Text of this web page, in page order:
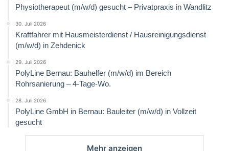
Physiotherapeut (m/w/d) gesucht – Privatpraxis in Wandlitz
30. Juli 2026
Kraftfahrer mit Hausmeisterdienst / Hausreinigungsdienst
(m/w/d) in Zehdenick
29. Juli 2026
PolyLine Bernau: Bauhelfer (m/w/d) im Bereich
Rohrsanierung – 4-Tage-Wo.
28. Juli 2026
PolyLine GmbH in Bernau: Bauleiter (m/w/d) in Vollzeit
gesucht
Mehr anzeigen